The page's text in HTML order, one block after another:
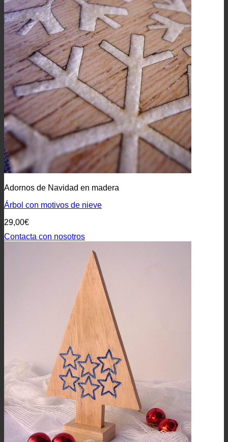
Adornos de Navidad en madera
Árbol con motivos de nieve
29,00€
Contacta con nosotros